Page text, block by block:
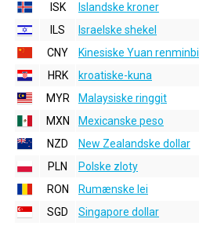
ISK
Islandske kroner
ILS
Israelske shekel
CNY
Kinesiske Yuan renminbi
HRK
kroatiske-kuna
MYR
Malaysiske ringgit
MXN
Mexicanske peso
NZD
New Zealandske dollar
PLN
Polske zloty
RON
Rumænske lei
SGD
Singapore dollar